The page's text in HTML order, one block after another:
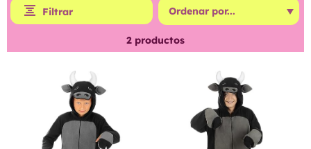
Filtrar
2 productos